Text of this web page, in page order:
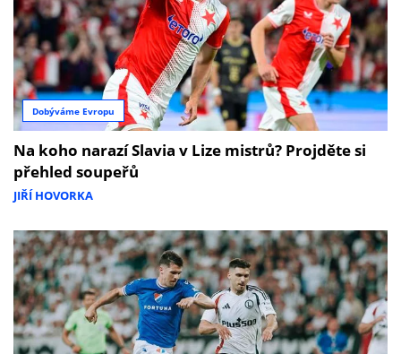
Dobýváme Evropu
Na koho narazí Slavia v Lize mistrů? Projděte si
přehled soupeřů
JIŘÍ HOVORKA